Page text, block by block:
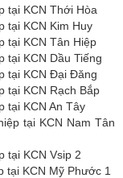
KCN Thới Hòa
KCN Kim Huy
KCN Tân Hiệp
KCN Dầu Tiếng
KCN Đại Đăng
KCN Rạch Bắp
KCN An Tây
tại KCN Nam Tân
KCN Vsip 2
KCN Mỹ Phước 1